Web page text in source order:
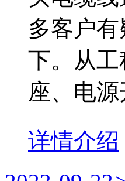
多客户
下。从
座、电
详情介绍